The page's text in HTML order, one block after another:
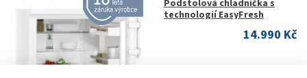
Podstolová chladnička s
technologií EasyFresh
14.990 Kč